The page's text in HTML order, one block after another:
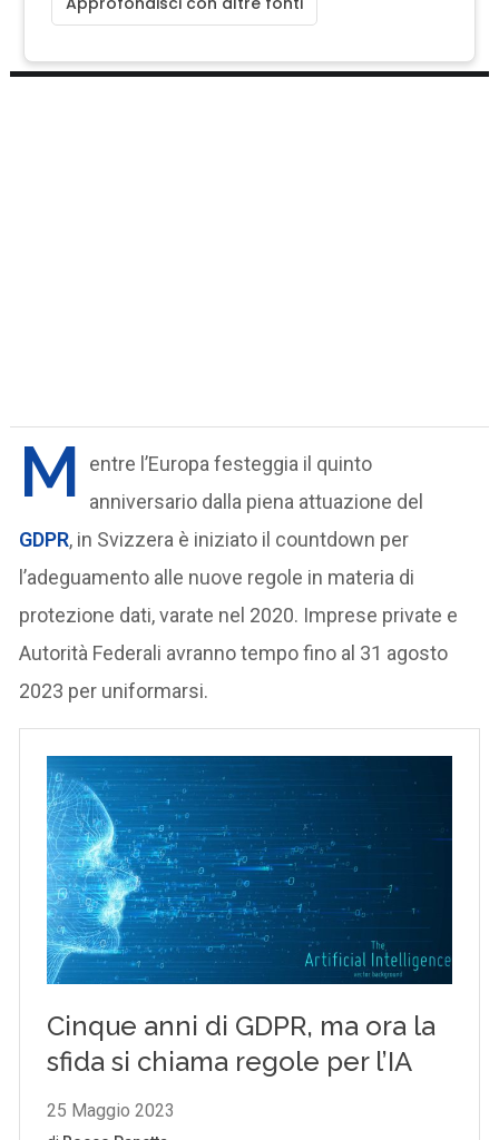
M
entre l’Europa festeggia il quinto
anniversario dalla piena attuazione del
GDPR, in Svizzera è iniziato il countdown per
l’adeguamento alle nuove regole in materia di
protezione dati, varate nel 2020. Imprese private e
Autorità Federali avranno tempo fino al 31 agosto
2023 per uniformarsi.